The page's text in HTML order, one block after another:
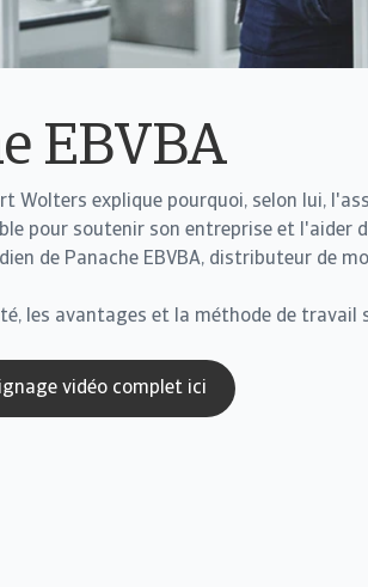
EBVBA
Wolters explique pourquoi, selon lui,
pour soutenir son entreprise et l'aider
de Panache EBVBA, distributeur de
les avantages et la méthode de travail
vidéo complet ici